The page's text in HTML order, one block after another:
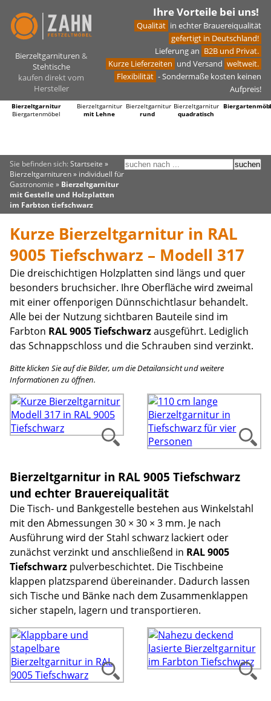
Bierzeltgarnituren &
Stehtische
kaufen direkt vom
Hersteller
Ihre Vorteile bei uns!
Qualität in echter Brauereiqualität
gefertigt in Deutschland!
Lieferung an B2B und Privat.
Kurze Lieferzeiten und Versand weltweit.
Flexibilität - Sondermaße kosten keinen
Aufpreis!
Bierzeltgarnitur
Biergartenmöbel
Bierzeltgarnitur
mit Lehne
Bierzeltgarnitur
rund
Bierzeltgarnitur
quadratisch
Sie befinden sich: Startseite »
Bierzeltgarnituren» individuell für
Gastronomie » Bierzeltgarnitur
mit Gestelle und Holzplatten
im Farbton tiefschwarz
Kurze Bierzeltgarnitur in RAL
9005 Tiefschwarz – Modell 317
Die dreischichtigen Holzplatten sind längs und quer
besonders bruchsicher. Ihre Oberfläche wird zweimal
mit einer offenporigen Dünnschichtlasur behandelt.
Alle bei der Nutzung sichtbaren Bauteile sind im
Farbton RAL 9005 Tiefschwarzausgeführt. Lediglich
das Schnappschloss und die Schrauben sind verzinkt.
Bitte klicken Sie auf die Bilder, um die Detailansicht und weitere
Informationen zu öffnen.
Bierzeltgarnitur in RAL 9005 Tiefschwarz
und echter Brauereiqualität
Die Tisch- und Bankgestelle bestehen aus Winkelstahl
mit den Abmessungen 30 × 30 × 3 mm. Je nach
Ausführung wird der Stahl schwarz lackiert oder
zunächst verzinkt und anschließend in RAL 9005
Tiefschwarz pulverbeschichtet. Die Tischbeine
klappen platzsparend übereinander. Dadurch lassen
sich Tische und Bänke nach dem Zusammenklappen
sicher stapeln, lagern und transportieren.